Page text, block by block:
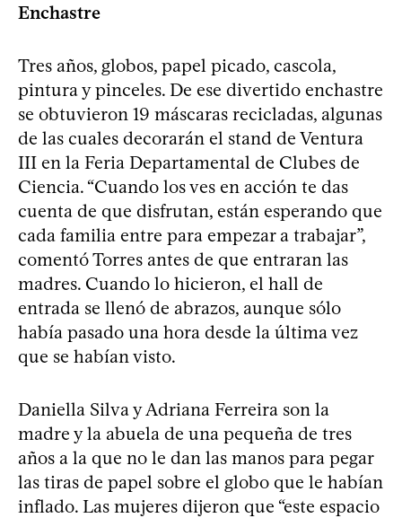
Enchastre
Tres años, globos, papel picado, cascola,
pintura y pinceles. De ese divertido enchastre
se obtuvieron 19 máscaras recicladas, algunas
de las cuales decorarán el stand de Ventura
III en la Feria Departamental de Clubes de
Ciencia. “Cuando los ves en acción te das
cuenta de que disfrutan, están esperando que
cada familia entre para empezar a trabajar”,
comentó Torres antes de que entraran las
madres. Cuando lo hicieron, el hall de
entrada se llenó de abrazos, aunque sólo
había pasado una hora desde la última vez
que se habían visto.
Daniella Silva y Adriana Ferreira son la
madre y la abuela de una pequeña de tres
años a la que no le dan las manos para pegar
las tiras de papel sobre el globo que le habían
inflado. Las mujeres dijeron que “este espacio